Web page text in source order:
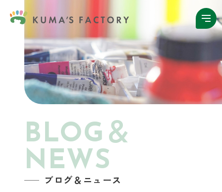
BLOG＆
NEWS
ブログ＆ニュース